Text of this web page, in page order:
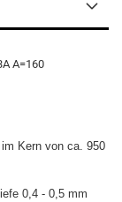
A=160
Kern von ca. 950
0,4 - 0,5 mm